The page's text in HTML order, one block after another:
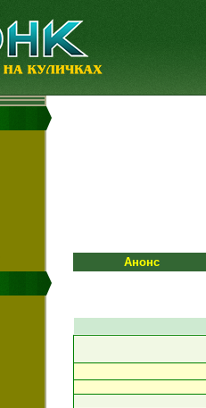
Анонс